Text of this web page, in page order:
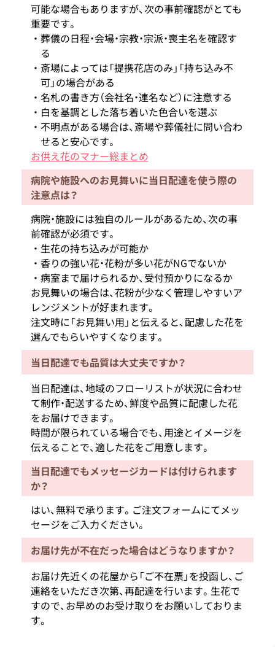
可能な場合もありますが、次の事前確認がとても
重要です。
葬儀の日程・会場・宗教・宗派・喪主名を確認す
る
斎場によっては「提携花店のみ」「持ち込み不
可」の場合がある
名札の書き方（会社名・連名など）に注意する
白を基調とした落ち着いた色合いを選ぶ
不明点がある場合は、斎場や葬儀社に問い合わ
せると安心です。
お供え花のマナー総まとめ
病院や施設へのお見舞いに当日配達を使う際の
注意点は？
病院・施設には独自のルールがあるため、次の事
前確認が必須です。
生花の持ち込みが可能か
香りの強い花・花粉が多い花がNGでないか
病室まで届けられるか、受付預かりになるか
お見舞いの場合は、花粉が少なく管理しやすいア
レンジメントが好まれます。
注文時に「お見舞い用」と伝えると、配慮した花を
選んでもらいやすくなります。
当日配達でも品質は大丈夫ですか？
当日配達は、地域のフローリストが状況に合わせ
て制作・配送するため、鮮度や品質に配慮した花
をお届けできます。
時間が限られている場合でも、用途とイメージを
伝えることで、適した花をご用意します。
当日配達でもメッセージカードは付けられます
か？
はい、無料で承ります。ご注文フォームにてメッ
セージをご入力ください。
お届け先が不在だった場合はどうなりますか？
お届け先近くの花屋から「ご不在票」を投函し、ご
連絡をいただき次第、再配達を行います。生花で
すので、お早めのお受け取りをお願いしておりま
す。